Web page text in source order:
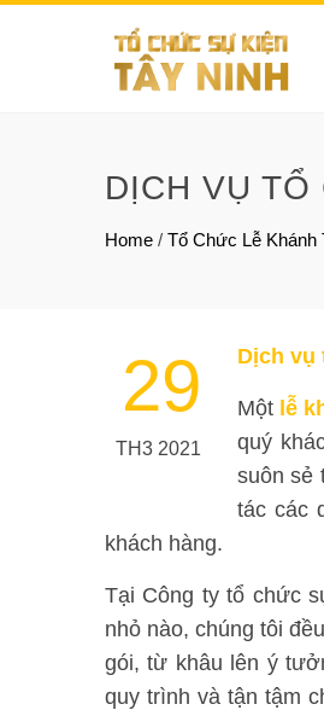
DỊCH VỤ
Home / Tổ Chức Lễ Khánh
29
TH3 2021
Dịch vụ
Một lễ
quý
suôn sẻ
tác các
khách hàng.
Tại Công ty tổ chức
nhỏ nào, chúng tôi
gói, từ khâu lên ý
quy trình và tận tậm